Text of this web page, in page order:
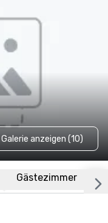
Galerie anzeigen (10)
Gästezimmer